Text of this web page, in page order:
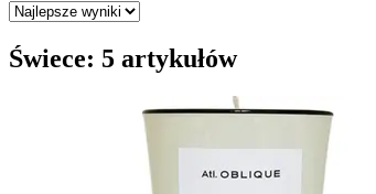
Świece: 5 artykułów